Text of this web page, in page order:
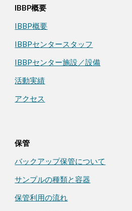
IBBP概要
IBBP概要
IBBPセンタースタッフ
IBBPセンター施設／設備
活動実績
アクセス
保管
バックアップ保管について
サンプルの種類と容器
保管利用の流れ